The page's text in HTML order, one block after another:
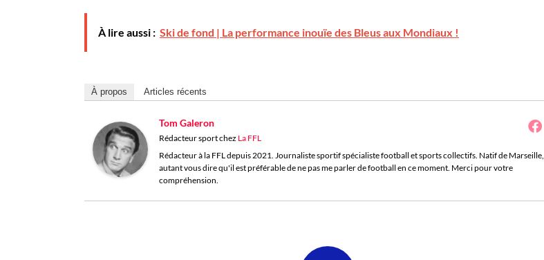
À lire aussi : Ski de fond | La performance inouïe des Bleus aux Mondiaux !
À propos Articles récents
Tom Galeron
Rédacteur sportchez La FFL
Rédacteur à la FFL depuis 2021. Journaliste sportif spécialiste football et sports collectifs. Natif de Marseille,
autant vous dire qu'il est préférable de ne pas me parler de football en ce moment. Merci pour votre
compréhension.